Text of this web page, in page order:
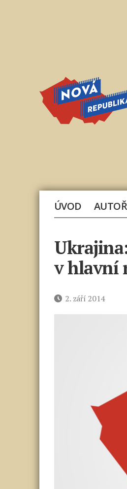
ÚVOD
v hlavní
Datum2. září 2014